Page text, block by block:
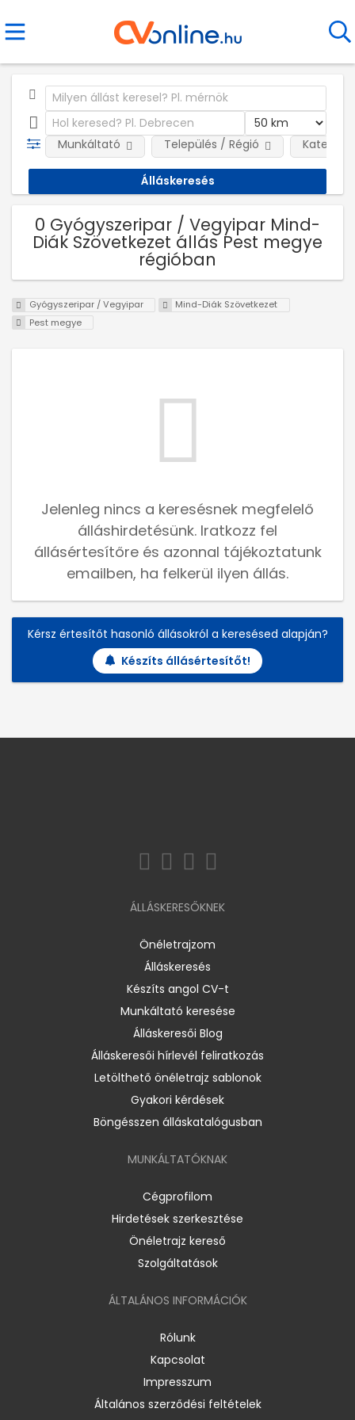
Munkáltató Település / Régió
0 Gyógyszeripar / Vegyipar Mind-
Diák Szövetkezet állás Pest megye
régióban
Gyógyszeripar / Vegyipar
Mind-Diák Szövetkezet
Pest megye
Jelenleg nincs a keresésnek megfelelő
álláshirdetésünk. Iratkozz fel
állásértesítőre és azonnal tájékoztatunk
emailben, ha felkerül ilyen állás.
Kérsz értesítőt hasonló állásokról a keresésed alapján?
Készíts állásértesítőt!
ÁLLÁSKERESŐKNEK
Önéletrajzom
Álláskeresés
Készíts angol CV-t
Munkáltató keresése
Álláskeresői Blog
Álláskeresői hírlevél feliratkozás
Letölthető önéletrajz sablonok
Gyakori kérdések
Böngésszen álláskatalógusban
MUNKÁLTATÓKNAK
Cégprofilom
Hirdetések szerkesztése
Önéletrajz kereső
Szolgáltatások
ÁLTALÁNOS INFORMÁCIÓK
Rólunk
Kapcsolat
Impresszum
Általános szerződési feltételek